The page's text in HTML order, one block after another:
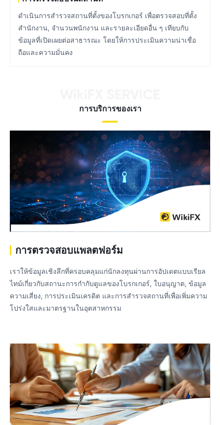
ดําเนินการสํารวจสถานที่ตั้งของโบรกเกอร์ เพื่อตรวจสอบที่ตั้ง
สํานักงาน, จำนวนพนักงาน และรายละเอียดอื่น ๆ เทียบกับ
ข้อมูลที่เปิดเผยต่อสาธารณะ โดยให้การประเมินความน่าเชื่อ
ถือและความมั่นคง
การบริการของเรา
การตรวจสอบแพลตฟอร์ม
เราให้ข้อมูลเชิงลึกที่ครอบคลุมแก่นักลงทุนผ่านการอัปเดตแบบเรียล
ไทม์เกี่ยวกับสถานะการกํากับดูแลของโบรกเกอร์, ใบอนุญาต, ข้อมูล
ความเสี่ยง, การประเมินเครดิต และการสำรวจสถานที่เพื่อเพิ่มความ
โปร่งใสและมาตรฐานในอุตสาหกรรม